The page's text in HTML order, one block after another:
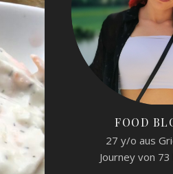
FOOD
27 y/o aus
Journey von